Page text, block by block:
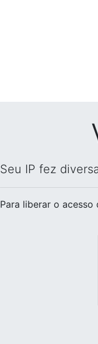
Seu IP fez
Para liberar o acesso